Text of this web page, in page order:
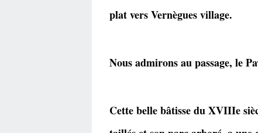
plat vers Vernègues village.
Nous admirons au passage, le
Cette belle bâtisse du XVIIIe